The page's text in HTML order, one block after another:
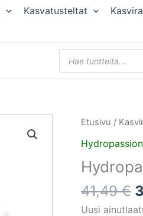
Kasvatusteltat
Products
search
Etusivu /
Hydropassion
41,49€
Uusi
Hydropassion
Xtra
Roots
500ml
määrä